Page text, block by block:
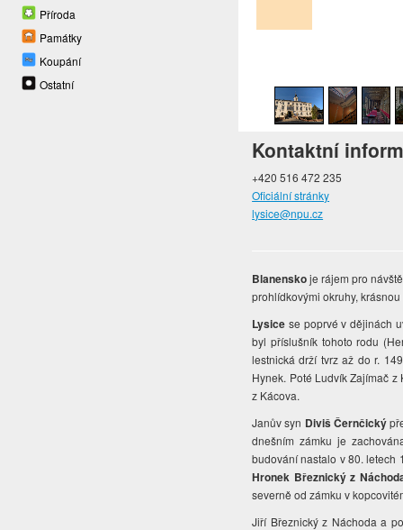
Příroda
Památky
Koupání
Ostatní
Kontaktní
+420 516 472 235
Oficiální stránky
lysice@npu.cz
Blanenskoje rájem pro
prohlídkovými okruhy,
Lysice se poprvé v dějinách
byl příslušník tohoto rodu
lestnická drží tvrz až do r.
Hynek. Poté Ludvík Zajímač
z Kácova.
Janův syn Diviš Černčický
dnešním zámku je
budování nastalo v 80. letech
Hronek Březnický z
severně od zámku v
Jiří Březnický z Náchoda a